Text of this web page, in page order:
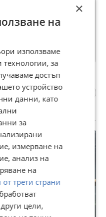
за любимци
×
на
използваме
за
достъп
устройство
данни, като
за
измерване на
анализ на
на
трети страни
цели,